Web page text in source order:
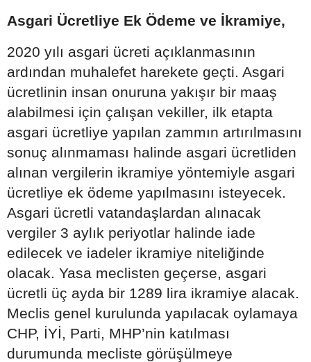
Asgari Ücretliye Ek Ödeme ve İkramiye,
2020 yılı asgari ücreti açıklanmasının
ardından muhalefet harekete geçti. Asgari
ücretlinin insan onuruna yakışır bir maaş
alabilmesi için çalışan vekiller, ilk etapta
asgari ücretliye yapılan zammın artırılmasını
sonuç alınmaması halinde asgari ücretliden
alınan vergilerin ikramiye yöntemiyle asgari
ücretliye ek ödeme yapılmasını isteyecek.
Asgari ücretli vatandaşlardan alınacak
vergiler 3 aylık periyotlar halinde iade
edilecek ve iadeler ikramiye niteliğinde
olacak. Yasa meclisten geçerse, asgari
ücretli üç ayda bir 1289 lira ikramiye alacak.
Meclis genel kurulunda yapılacak oylamaya
CHP, İYİ, Parti, MHP’nin katılması
durumunda mecliste görüşülmeye